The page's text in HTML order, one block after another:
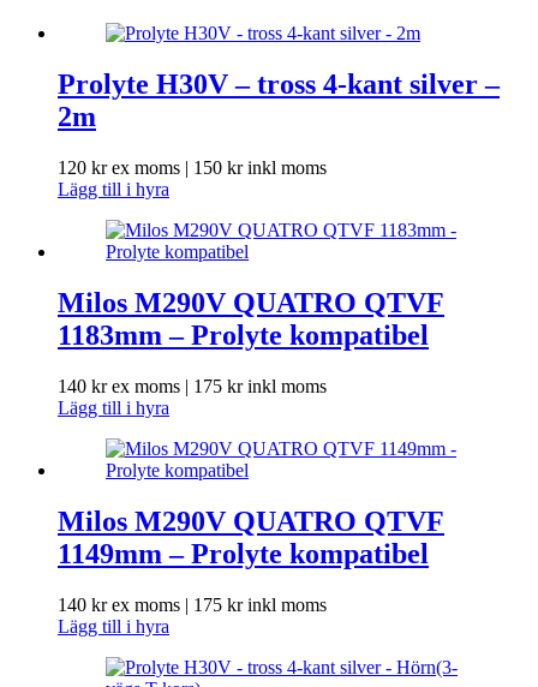
Prolyte H30V – tross 4-kant silver –
2m
120 krex moms | 150 krinkl moms
Lägg till i hyra
Milos M290V QUATRO QTVF
1183mm – Prolyte kompatibel
140 krex moms | 175 krinkl moms
Lägg till i hyra
Milos M290V QUATRO QTVF
1149mm – Prolyte kompatibel
140 krex moms | 175 krinkl moms
Lägg till i hyra